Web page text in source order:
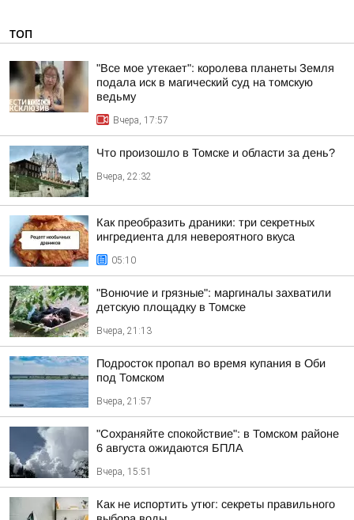
ТОП
"Все мое утекает": королева планеты Земля
подала иск в магический суд на томскую
ведьму
Вчера, 17:57
Что произошло в Томске и области за день?
Вчера, 22:32
Как преобразить драники: три секретных
ингредиента для невероятного вкуса
05:10
"Вонючие и грязные": маргиналы захватили
детскую площадку в Томске
Вчера, 21:13
Подросток пропал во время купания в Оби
под Томском
Вчера, 21:57
"Сохраняйте спокойствие": в Томском районе
6 августа ожидаются БПЛА
Вчера, 15:51
Как не испортить утюг: секреты правильного